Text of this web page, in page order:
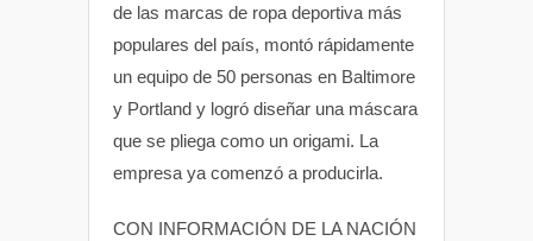
de las marcas de ropa deportiva más
populares del país, montó rápidamente
un equipo de 50 personas en Baltimore
y Portland y logró diseñar una máscara
que se pliega como un origami. La
empresa ya comenzó a producirla.
CON INFORMACIÓN DE LA NACIÓN